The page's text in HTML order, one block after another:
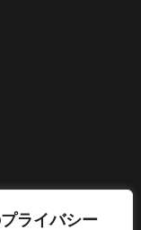
ライバシー